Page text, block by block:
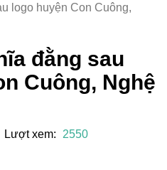
đằng sau
Cuông, Nghệ
Lượt xem: 2550
logo huyện Con Cuông,